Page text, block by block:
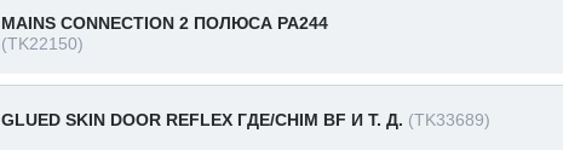
MAINS CONNECTION 2 ПОЛЮСА PA244
(TK22150)
GLUED SKIN DOOR REFLEX ГДЕ/CHIM BF И Т. Д. (TK33689)